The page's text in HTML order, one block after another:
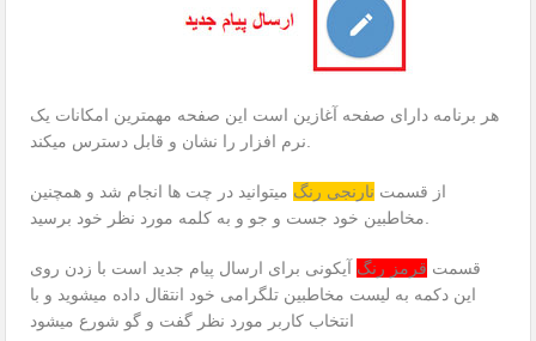
هر برنامه دارای صفحه آغازین است این صفحه مهمترین امکانات یک
از قسمت نارنجی رنگ میتوانید در چت ها انجام شد و همچنین
قسمت قرمز رنگ آیکونی برای ارسال پیام جدید است با زدن روی
این دکمه به لیست مخاطبین تلگرامی خود انتقال داده میشوید و با
انتخاب کاربر مورد نظر گفت و گو شورع میشود